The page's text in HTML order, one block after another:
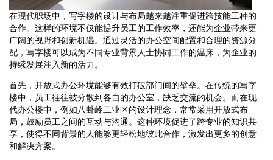
在现代职场中，写字楼的设计与布局越来越注重促进跨技能工种的
合作。这样的环境不仅能提升员工的工作效率，还能为企业带来更
广阔的视野和创新机遇。通过灵活的办公空间配置和合理的资源分
配，写字楼可以成为不同专业背景人士协同工作的温床，为企业的
持续发展注入新的活力。
首先，开放式办公环境能够有效打破部门间的壁垒。在传统的写字
楼中，员工往往被分散到各自的办公室，缺乏交流的机会。而在现
代办公楼中，例如八卦岭工业区的设计理念，常常采用开放式布
局，鼓励员工之间的互动与沟通。这种环境促进了跨专业的知识共
享，使得不同背景的人能够更轻松地彼此合作，激发出更多的创意
和解决方案。